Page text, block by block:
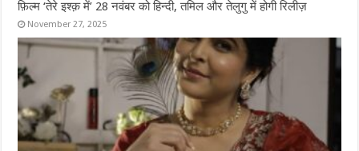
फ़िल्म ‘तेरे इश्क़ में’ 28 नवंबर को हिन्दी, तमिल और तेलुगु में होगी रिलीज़
November 27, 2025